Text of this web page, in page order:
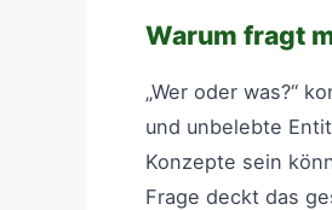
Warum fragt
„Wer oder was?“
und unbelebte
Konzepte sein
Frage deckt das